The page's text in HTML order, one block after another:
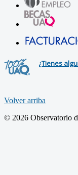
¿Tienes
Volver arriba
© 2026 Observatorio